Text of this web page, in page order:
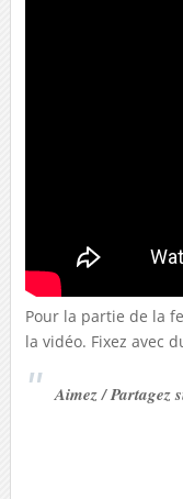
Pour la partie de la
la vidéo. Fixez avec
Aimez / Partagez